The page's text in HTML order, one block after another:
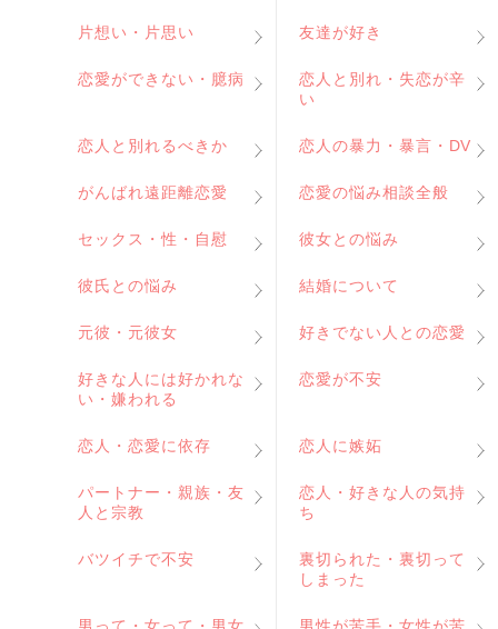
片想い・片思い 友達が好き
恋愛ができない・臆病
恋人と別れ・失恋が辛
い
恋人と別れるべきか 恋人の暴力・暴言・DV
がんばれ遠距離恋愛 恋愛の悩み相談全般
セックス・性・自慰 彼女との悩み
彼氏との悩み 結婚について
元彼・元彼女 好きでない人との恋愛
好きな人には好かれな
い・嫌われる
恋愛が不安
恋人・恋愛に依存 恋人に嫉妬
パートナー・親族・友
人と宗教
恋人・好きな人の気持
ち
バツイチで不安
裏切られた・裏切って
しまった